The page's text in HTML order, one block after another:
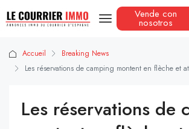
Vende con
nosotros
Accueil
Breaking News
Les réservations de camping montent en flèche et
Les réservations de